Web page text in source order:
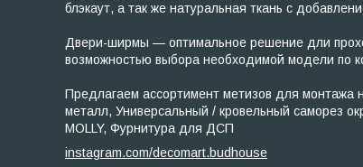
блэкаут, а так же натуральная ткань с
Двери-ширмы — оптимальное решение дли
возможностью выбора необходимой модели по
Предлагаем ассортимент метизов для монтажа
металл, Универсальный / кровельный саморез
MOLLY, Фурнитура для ДСП
instagram.com/decomart.budhouse